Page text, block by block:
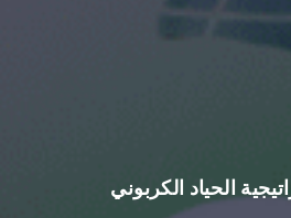
الحياد الكربوني